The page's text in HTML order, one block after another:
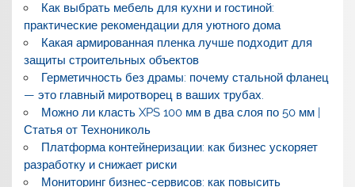
Как выбрать мебель для кухни и гостиной:
практические рекомендации для уютного дома
Какая армированная пленка лучше подходит для
защиты строительных объектов
Герметичность без драмы: почему стальной фланец
— это главный миротворец в ваших трубах.
Можно ли класть XPS 100 мм в два слоя по 50 мм |
Статья от Технониколь
Платформа контейнеризации: как бизнес ускоряет
разработку и снижает риски
Мониторинг бизнес-сервисов: как повысить